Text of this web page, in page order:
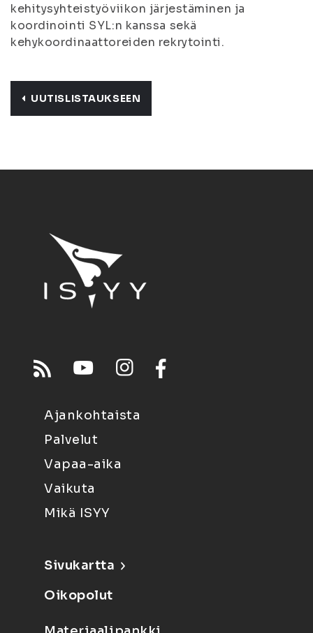
kehitysyhteistyöviikon järjestäminen ja
koordinointi SYL:n kanssa sekä
kehykoordinaattoreiden rekrytointi.
UUTISLISTAUKSEEN
Ajankohtaista
Palvelut
Vapaa-aika
Vaikuta
Mikä ISYY
Sivukartta
Oikopolut